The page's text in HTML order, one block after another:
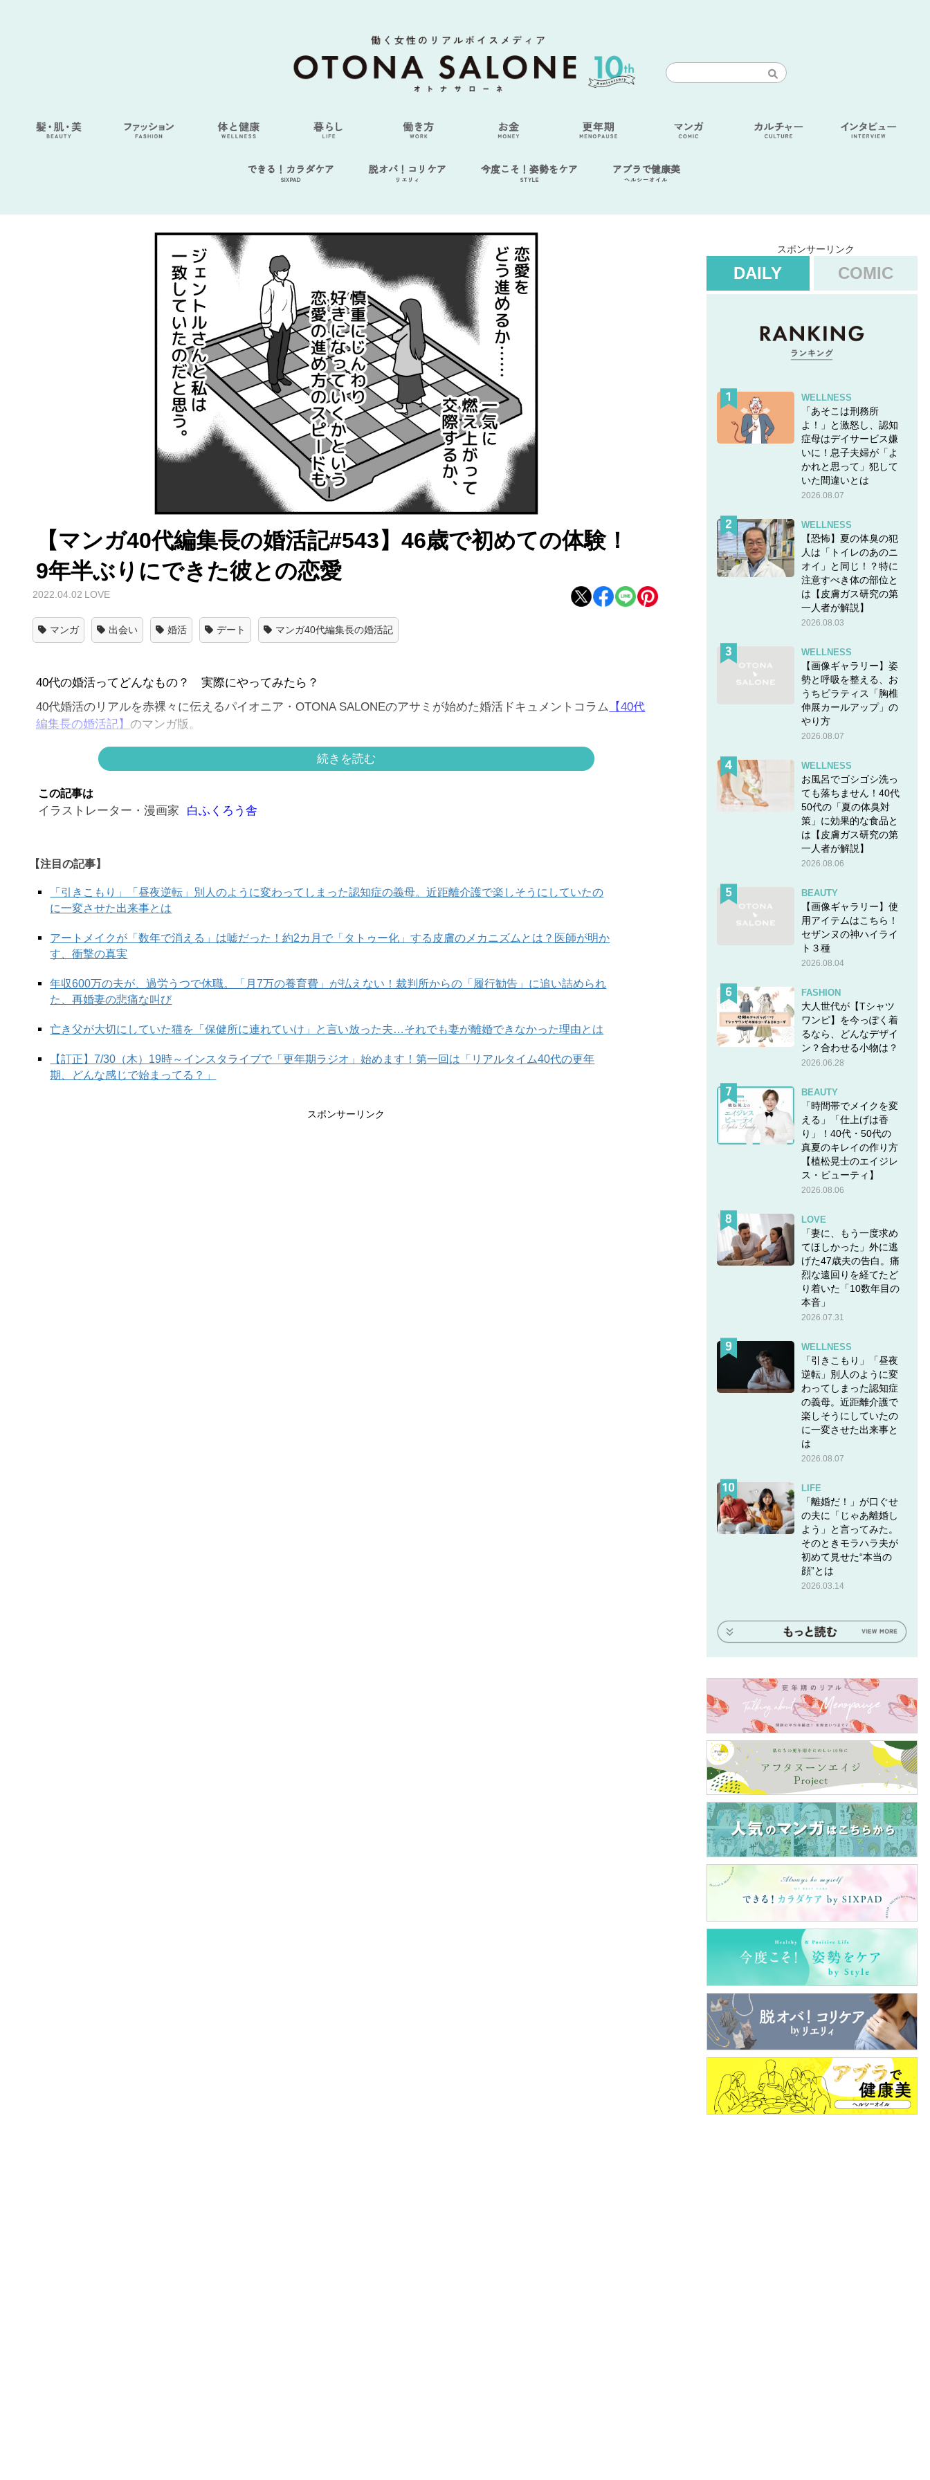
できる！カラダケア
SIXPAD
脱オバ！コリケア
リエリィ
今度こそ！姿勢をケア
STYLE
アブラで健康美
ヘルシーオイル
【マンガ40代編集長の婚活記#543】46歳で初めての体験！
9年半ぶりにできた彼との恋愛
2022.04.02 LOVE
マンガ 出会い 婚活 デート マンガ40代編集長の婚活記
40代の婚活ってどんなもの？ 実際にやってみたら？
40代婚活のリアルを赤裸々に伝えるパイオニア・OTONA SALONEのアサミが始めた婚活ドキュメントコラム 【40代
編集長の婚活記】のマンガ版。
マンガ版の現在は、仕事（？）で知り合ったジェントルさん（49歳・アーティスト・バツイチ）との婚活の模様を3話
連続でお届け！
記事一覧はコチラ
【マンガ40代編集長の婚活記#543】
続きを読む
この記事は
イラストレーター・漫画家 白ふくろう舎
【注目の記事】
「引きこもり」「昼夜逆転」別人のように変わってしまった認知症の義母。近距離介護で楽しそうにしていたの
に一変させた出来事とは
アートメイクが「数年で消える」は嘘だった！約2カ月で「タトゥー化」する皮膚のメカニズムとは？医師が明か
す、衝撃の真実
年収600万の夫が、過労うつで休職。「月7万の養育費」が払えない！裁判所からの「履行勧告」に追い詰められ
た、再婚妻の悲痛な叫び
亡き父が大切にしていた猫を「保健所に連れていけ」と言い放った夫…それでも妻が離婚できなかった理由とは
【訂正】7/30（木）19時～インスタライブで「更年期ラジオ」始めます！第一回は「リアルタイム40代の更年
期、どんな感じで始まってる？」
スポンサーリンク
スポンサーリンク
DAILY COMIC
WELLNESS
「あそこは刑務所
よ！」と激怒し、認知
症母はデイサービス嫌
いに！息子夫婦が「よ
かれと思って」犯して
いた間違いとは
2026.08.07
WELLNESS
【恐怖】夏の体臭の犯
人は「トイレのあのニ
オイ」と同じ！？特に
注意すべき体の部位と
は【皮膚ガス研究の第
一人者が解説】
2026.08.03
WELLNESS
【画像ギャラリー】姿
勢と呼吸を整える、お
うちピラティス「胸椎
伸展カールアップ」の
やり方
2026.08.07
WELLNESS
お風呂でゴシゴシ洗っ
ても落ちません！40代
50代の「夏の体臭対
策」に効果的な食品と
は【皮膚ガス研究の第
一人者が解説】
2026.08.06
BEAUTY
【画像ギャラリー】使
用アイテムはこちら！
セザンヌの神ハイライ
ト３種
2026.08.04
FASHION
大人世代が【Tシャツ
ワンピ】を今っぽく着
るなら、どんなデザイ
ン？合わせる小物は？
2026.06.28
BEAUTY
「時間帯でメイクを変
える」「仕上げは香
り」！40代・50代の
真夏のキレイの作り方
【植松晃士のエイジレ
ス・ビューティ】
2026.08.06
LOVE
「妻に、もう一度求め
てほしかった」外に逃
げた47歳夫の告白。痛
烈な遠回りを経てたど
り着いた「10数年目の
本音」
2026.07.31
WELLNESS
「引きこもり」「昼夜
逆転」別人のように変
わってしまった認知症
の義母。近距離介護で
楽しそうにしていたの
に一変させた出来事と
は
2026.08.07
LIFE
「離婚だ！」が口ぐせ
の夫に「じゃあ離婚し
よう」と言ってみた。
そのときモラハラ夫が
初めて見せた“本当の
顔”とは
2026.03.14